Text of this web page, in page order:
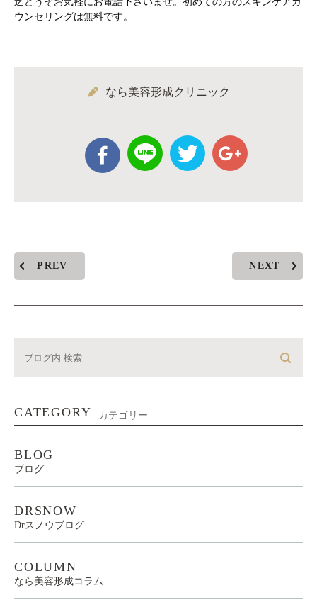
ウンセリングは無料です。
なら美容形成クリニック
PREV NEXT
CATEGORY カテゴリー
BLOG
ブログ
DRSNOW
Drスノウブログ
COLUMN
なら美容形成コラム